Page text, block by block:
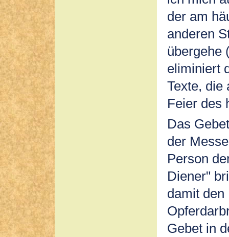
der am
anderen
übergehe
eliminiert
Texte, die
Feier des
Das
der
Person
Diener"
damit den
Gebet in